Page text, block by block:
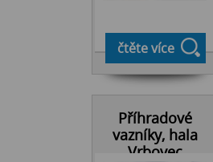
čtěte více
Příhradové
vazníky, hala
Vrbovec